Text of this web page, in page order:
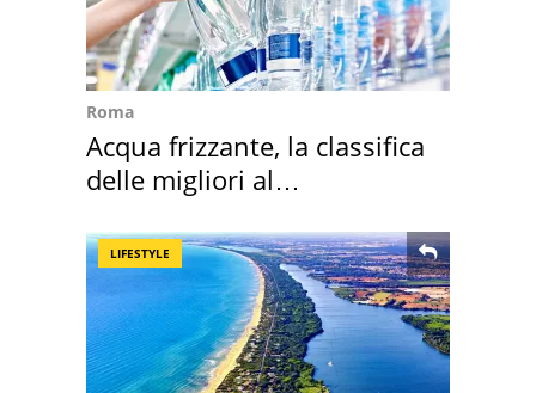
Roma
Acqua frizzante, la classifica
delle migliori al
LIFESTYLE